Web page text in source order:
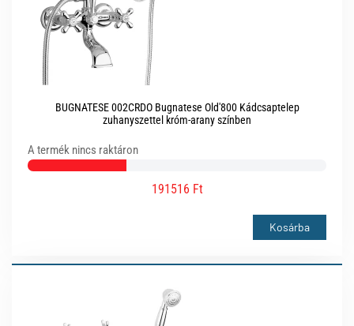
BUGNATESE 002CRDO Bugnatese Old'800 Kádcsaptelep
zuhanyszettel króm-arany színben
A termék nincs raktáron
191516 Ft
Kosárba